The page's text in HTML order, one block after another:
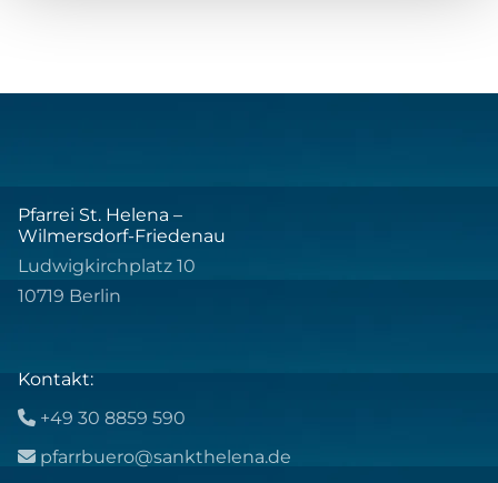
Pfarrei St. Helena –
Wilmersdorf-Friedenau
Ludwigkirchplatz 10
10719 Berlin
Kontakt:
 +49 30 8859 590
 pfarrbuero@sankthelena.de